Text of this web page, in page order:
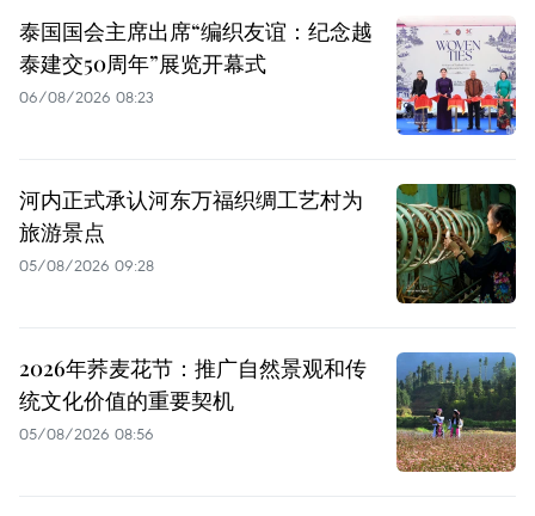
泰国国会主席出席“编织友谊：纪念越
泰建交50周年”展览开幕式
06/08/2026 08:23
河内正式承认河东万福织绸工艺村为
旅游景点
05/08/2026 09:28
2026年荞麦花节：推广自然景观和传
统文化价值的重要契机
05/08/2026 08:56